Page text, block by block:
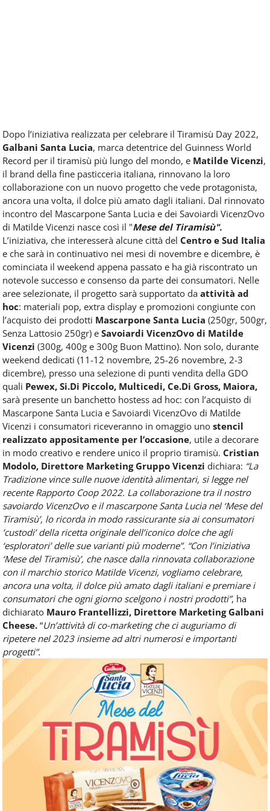
Dopo l’iniziativa realizzata per celebrare il Tiramisù Day 2022,
Galbani Santa Lucia, marca detentrice del Guinness World
Record per il tiramisù più lungo del mondo, e Matilde Vicenzi,
il brand della fine pasticceria italiana, rinnovano la loro
collaborazione con un nuovo progetto che vede protagonista,
ancora una volta, il dolce più amato dagli italiani. Dal rinnovato
incontro del Mascarpone Santa Lucia e dei Savoiardi VicenzOvo
di Matilde Vicenzi nasce così il "Mese del Tiramisù".
L’iniziativa, che interesserà alcune città del Centro e Sud Italia
e che sarà in continuativo nei mesi di novembre e dicembre, è
cominciata il weekend appena passato e ha già riscontrato un
notevole successo e consenso da parte dei consumatori. Nelle
aree selezionate, il progetto sarà supportato da attività ad
hoc: materiali pop, extra display e promozioni congiunte con
l’acquisto dei prodotti Mascarpone Santa Lucia (250gr, 500gr,
Senza Lattosio 250gr) e Savoiardi VicenzOvo di Matilde
Vicenzi (300g, 400g e 300g Buon Mattino). Non solo, durante
weekend dedicati (11-12 novembre, 25-26 novembre, 2-3
dicembre), presso una selezione di punti vendita della GDO
quali Pewex, Si.Di Piccolo, Multicedi, Ce.Di Gross, Maiora,
sarà presente un banchetto hostess ad hoc: con l’acquisto di
Mascarpone Santa Lucia e Savoiardi VicenzOvo di Matilde
Vicenzi i consumatori riceveranno in omaggio uno stencil
realizzato appositamente per l’occasione, utile a decorare
in modo creativo e rendere unico il proprio tiramisù. Cristian
Modolo, Direttore Marketing Gruppo Vicenzi dichiara: “La
Tradizione vince sulle nuove identità alimentari, si legge nel
recente Rapporto Coop 2022. La collaborazione tra il nostro
savoiardo VicenzOvo e il mascarpone Santa Lucia nel ‘Mese del
Tiramisù’, lo ricorda in modo rassicurante sia ai consumatori
’custodi’ della ricetta originale dell’iconico dolce che agli
‘esploratori’ delle sue varianti più moderne”. “Con l’iniziativa
‘Mese del Tiramisù’, che nasce dalla rinnovata collaborazione
con il marchio storico Matilde Vicenzi, vogliamo celebrare,
ancora una volta, il dolce più amato dagli italiani e premiare i
consumatori che ogni giorno scelgono i nostri prodotti”, ha
dichiarato Mauro Frantellizzi, Direttore Marketing Galbani
Cheese. “Un’attività di co-marketing che ci auguriamo di
ripetere nel 2023 insieme ad altri numerosi e importanti
progetti”.